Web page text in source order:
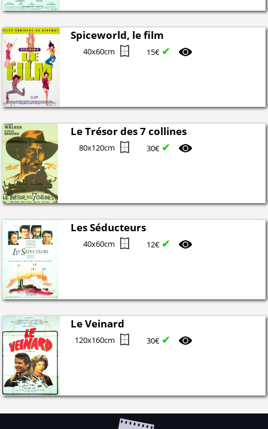
Spiceworld, le film
40x60cm 15€ ✔
Le Trésor des 7 collines
80x120cm 30€ ✔
Les Séducteurs
40x60cm 12€ ✔
Le Veinard
120x160cm 30€ ✔